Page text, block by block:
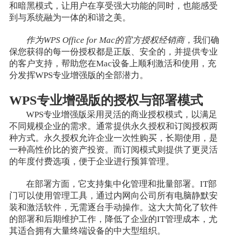
和暗黑模式，让用户在享受强大功能的同时，也能感受
到与系统融为一体的和谐之美。
作为WPS Office for Mac的官方授权经销商，我们确
保您获得的每一份授权都是正版、安全的，并提供专业
的客户支持，帮助您在Mac设备上顺利激活和使用，充
分发挥WPS专业增强版的全部潜力。
WPS专业增强版的授权与部署模式
WPS专业增强版采用灵活的商业授权模式，以满足
不同规模企业的需求。通常提供永久授权和订阅授权两
种方式。永久授权允许企业一次性购买，长期使用，是
一种高性价比的资产投资。而订阅模式则提供了更灵活
的年度付费选项，便于企业进行预算管理。
在部署方面，它支持集中化管理和批量部署。IT部
门可以使用管理工具，通过内网向公司所有电脑静默安
装和激活软件，无需逐台手动操作。这大大简化了软件
的部署和后期维护工作，降低了企业的IT管理成本，尤
其适合拥有大量终端设备的中大型组织。